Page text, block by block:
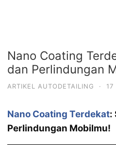
Nano Coating
dan Perlindungan
ARTIKEL AUTODETAILING ·
Nano Coating Terdekat:
Perlindungan Mobilmu!